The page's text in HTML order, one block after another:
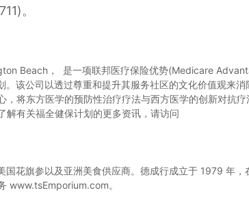
。
Beach， 是一项联邦医疗保险优势(Medicare
该公司以透过尊重和提升其服务社区的文化价值观来消
将东方医学的预防性治疗疗法与西方医学的创新对抗疗
解有关福全健保计划的更多资讯，请访问
花旗参以及亚洲美食供应商。德成行成立于 1979 年，
www.tsEmporium.com。